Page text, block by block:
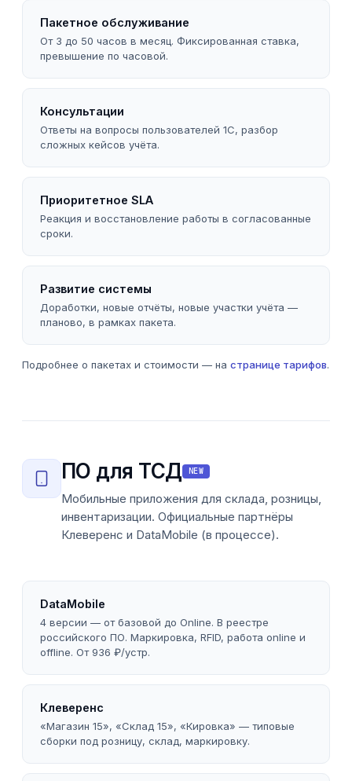
Пакетное обслуживание
От 3 до 50 часов в месяц. Фиксированная ставка,
превышение по часовой.
Консультации
Ответы на вопросы пользователей 1С, разбор
сложных кейсов учёта.
Приоритетное SLA
Реакция и восстановление работы в согласованные
сроки.
Развитие системы
Доработки, новые отчёты, новые участки учёта —
планово, в рамках пакета.
Подробнее о пакетах и стоимости — на странице тарифов.
ПО для ТСД NEW
Мобильные приложения для склада, розницы,
инвентаризации. Официальные партнёры
Клеверенс и DataMobile (в процессе).
DataMobile
4 версии — от базовой до Online. В реестре
российского ПО. Маркировка, RFID, работа online и
offline. От 936 ₽/устр.
Клеверенс
«Магазин 15», «Склад 15», «Кировка» — типовые
сборки под розницу, склад, маркировку.